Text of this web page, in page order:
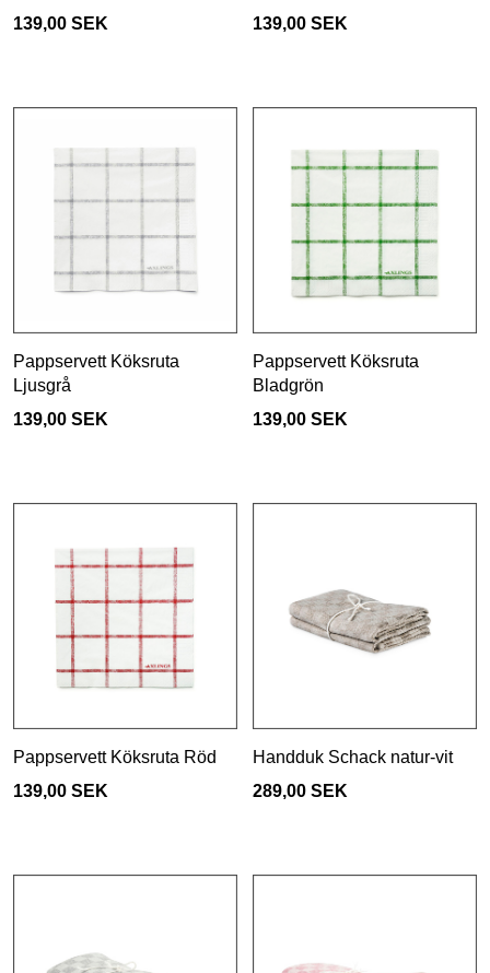
139,00 SEK
139,00 SEK
Pappservett Köksruta
Ljusgrå
139,00 SEK
Pappservett Köksruta
Bladgrön
139,00 SEK
Pappservett Köksruta Röd
139,00 SEK
Handduk Schack natur-vit
289,00 SEK